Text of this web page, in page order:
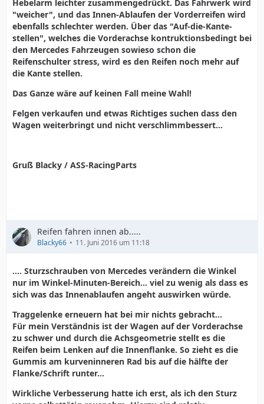
Hebelarm leichter zusammengedrückt. Das Fahrwerk wird
"weicher", und das Innen-Ablaufen der Vorderreifen wird
ebenfalls schlechter werden. Über das "Auf-die-Kante-
stellen", welches die Vorderachse kontruktionsbedingt bei
den Mercedes Fahrzeugen sowieso schon die
Reifenschulter stress, wird es den Reifen noch mehr auf
die Kante stellen.
Das Ganze wäre auf keinen Fall meine Wahl!
Felgen verkaufen und etwas Richtiges suchen dass den
Wagen weiterbringt und nicht verschlimmbessert...
Gruß Blacky / ASS-RacingParts
Reifen fahren innen ab.....
Blacky66 11. Juni 2016 um 11:18
.... Sturzschrauben von Mercedes verändern die Winkel
nur im Winkel-Minuten-Bereich... viel zu wenig als dass es
sich was das Innenablaufen angeht auswirken würde.
Traggelenke erneuern hat bei mir nichts gebracht...
Für mein Verständnis ist der Wagen auf der Vorderachse
zu schwer und durch die Achsgeometrie stellt es die
Reifen beim Lenken auf die Innenflanke. So zieht es die
Gummis am kurveninneren Rad bis auf die hälfte der
Flanke/Schrift runter...
Wirkliche Verbesserung hatte ich erst, als ich den Sturz